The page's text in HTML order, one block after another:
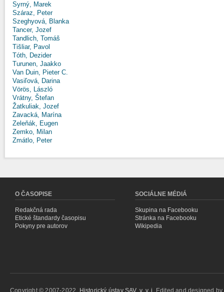
Syrný, Marek
Száraz, Peter
Szeghyová, Blanka
Tancer, Jozef
Tandlich, Tomáš
Tišliar, Pavol
Tóth, Dezider
Turunen, Jaakko
Van Duin, Pieter C.
Vasiľová, Darina
Vörös, László
Vrátny, Štefan
Žatkuliak, Jozef
Zavacká, Marína
Zeleňák, Eugen
Zemko, Milan
Zmátlo, Peter
O ČASOPISE
Redakčná rada
Etické štandardy časopisu
Pokyny pre autorov
SOCIÁLNE MÉDIÁ
Skupina na Facebooku
Stránka na Facebooku
Wikipedia